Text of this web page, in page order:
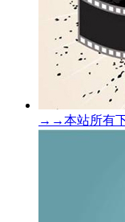
→→本站所有